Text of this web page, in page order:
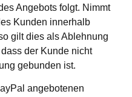
Angebots folgt. Nimmt
Kunden innerhalb
gilt dies als Ablehnung
der Kunde nicht
gebunden ist.
angebotenen